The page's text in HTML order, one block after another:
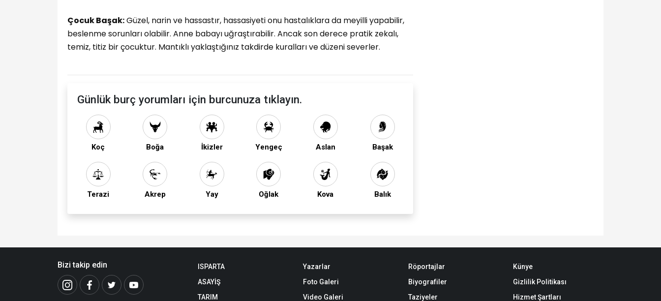
Çocuk Başak:Güzel, narin ve hassastır, hassasiyeti onu hastalıklara da meyilli yapabilir,
beslenme sorunları olabilir. Anne babayı uğraştırabilir. Ancak son derece pratik zekalı,
temiz, titiz bir çocuktur. Mantıklı yaklaştığınız takdirde kuralları ve düzeni severler.
Günlük burç yorumları için burcunuza tıklayın.
Koç Boğa İkizler Yengeç Aslan Başak
Terazi Akrep Yay Oğlak Kova Balık
Bizi takip edin
ISPARTA
ASAYİŞ
TARIM
Yazarlar
Foto Galeri
Video Galeri
Röportajlar
Biyografiler
Taziyeler
Künye
Gizlilik Politikası
Hizmet Şartları